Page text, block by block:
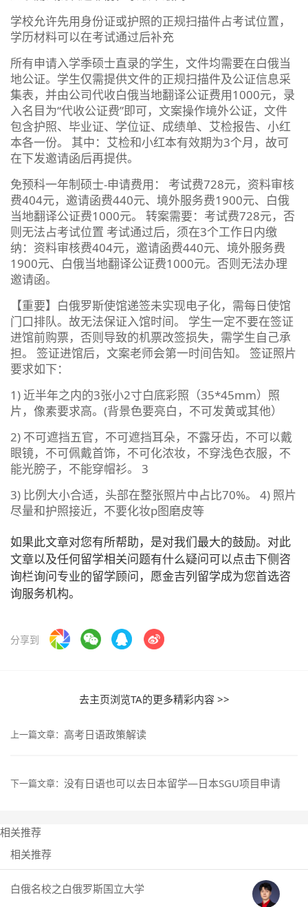
学校允许先用身份证或护照的正规扫描件占考试位置，
学历材料可以在考试通过后补充
所有申请入学季硕士直录的学生，文件均需要在白俄当
地公证。学生仅需提供文件的正规扫描件及公证信息采
集表，并由公司代收白俄当地翻译公证费用1000元，录
入名目为“代收公证费”即可，文案操作境外公证，文件
包含护照、毕业证、学位证、成绩单、艾检报告、小红
本各一份。 其中：艾检和小红本有效期为3个月，故可
在下发邀请函后再提供。
免预科一年制硕士-申请费用： 考试费728元，资料审核
费404元，邀请函费440元、境外服务费1900元、白俄
当地翻译公证费1000元。 转案需要：考试费728元，否
则无法占考试位置 考试通过后，须在3个工作日内缴
纳：资料审核费404元，邀请函费440元、境外服务费
1900元、白俄当地翻译公证费1000元。否则无法办理
邀请函。
【重要】白俄罗斯使馆递签未实现电子化，需每日使馆
门口排队。故无法保证入馆时间。 学生一定不要在签证
进馆前购票，否则导致的机票改签损失，需学生自己承
担。 签证进馆后，文案老师会第一时间告知。 签证照片
要求如下：
1) 近半年之内的3张小2寸白底彩照（35*45mm）照
片，像素要求高。(背景色要亮白，不可发黄或其他）
2) 不可遮挡五官，不可遮挡耳朵，不露牙齿，不可以戴
眼镜，不可佩戴首饰，不可化浓妆，不穿浅色衣服，不
能光膀子，不能穿帽衫。 3
3) 比例大小合适，头部在整张照片中占比70%。 4) 照片
尽量和护照接近，不要化妆p图磨皮等
如果此文章对您有所帮助，是对我们最大的鼓励。对此
文章以及任何留学相关问题有什么疑问可以点击下侧咨
询栏询问专业的留学顾问，愿金吉列留学成为您首选咨
询服务机构。
分享到
去主页浏览TA的更多精彩内容 >>
上一篇文章： 高考日语政策解读
下一篇文章： 没有日语也可以去日本留学—日本SGU项目申请
相关推荐
相关推荐
白俄名校之白俄罗斯国立大学